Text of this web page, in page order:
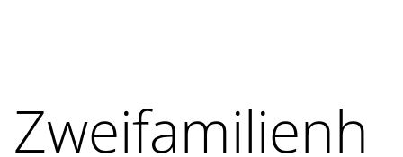
Zweifamilienh